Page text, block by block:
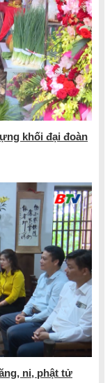
khối đại đoàn
ni, phật tử